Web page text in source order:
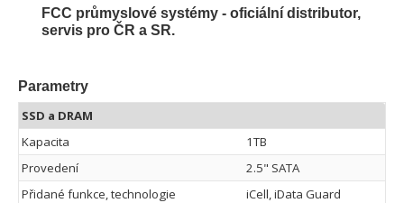
FCC průmyslové systémy - oficiální distributor,
servis pro ČR a SR.
Parametry
SSD a DRAM
Kapacita
1TB
Provedení
2.5" SATA
Přidané funkce, technologie
iCell, iData Guard